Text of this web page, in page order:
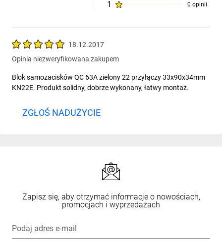
1 0 opinii
18.12.2017
Opinia niezweryfikowana zakupem
Blok samozacisków QC 63A zielony 22 przyłączy 33x90x34mm
KN22E. Produkt solidny, dobrze wykonany, łatwy montaż.
ZGŁOŚ NADUŻYCIE
Zapisz się, aby otrzymać informacje o nowościach,
promocjach i wyprzedażach
Podaj adres e-mail